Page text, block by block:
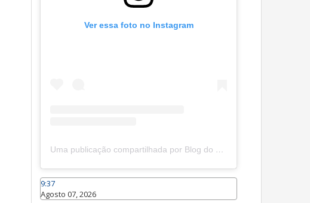
Ver essa foto no Instagram
Uma publicação compartilhada por Blog do João Marcolino (@joaomarcolinoneto)
9:37
Agosto 07, 2026